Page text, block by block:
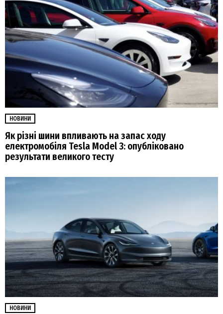
НОВИНИ
Як різні шини впливають на запас ходу
електромобіля Tesla Model 3: опубліковано
результати великого тесту
НОВИНИ